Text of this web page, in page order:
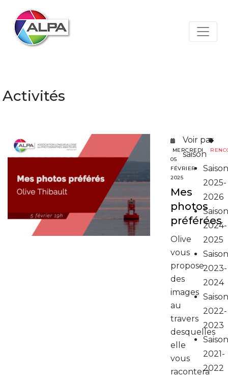
Activités
MERCREDI
05
FÉVRIER
2025
Mes
photos
préférées
Olive
vous
propose
des
images
au
travers
desquelles
elle
vous
racontera
Voir par
saison
Saison
2025-
2026
Saison
2024-
2025
Saison
2023-
2024
Saison
2022-
2023
Saison
2021-
2022